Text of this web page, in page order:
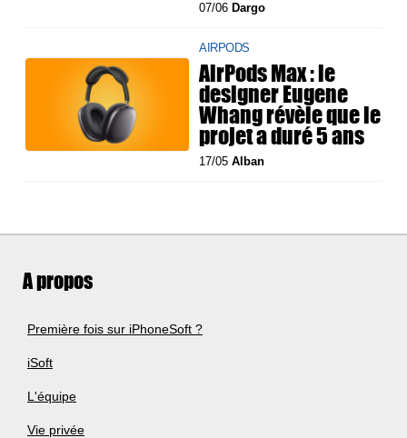
07/06 Dargo
AIRPODS
AirPods Max : le
designer Eugene
Whang révèle que le
projet a duré 5 ans
17/05Alban
A propos
Première fois sur iPhoneSoft ?
iSoft
L'équipe
Vie privée